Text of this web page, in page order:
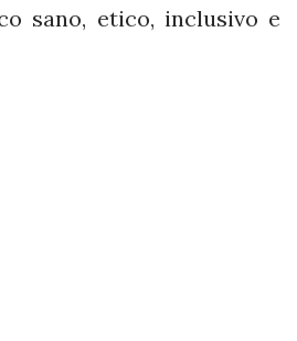
sano, etico, inclusivo e